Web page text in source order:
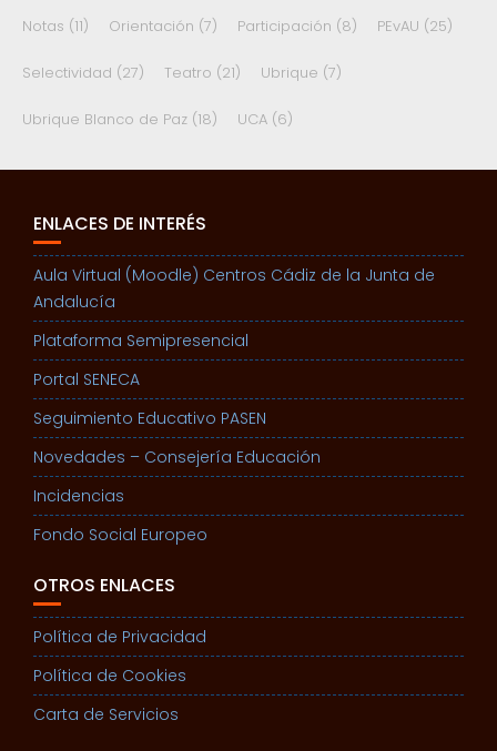
Notas (11) Orientación (7) Participación (8) PEvAU (25)
Selectividad (27) Teatro (21) Ubrique (7)
Ubrique Blanco de Paz (18) UCA (6)
ENLACES DE INTERÉS
Aula Virtual (Moodle) Centros Cádiz de la Junta de
Andalucía
Plataforma Semipresencial
Portal SENECA
Seguimiento Educativo PASEN
Novedades – Consejería Educación
Incidencias
Fondo Social Europeo
OTROS ENLACES
Política de Privacidad
Política de Cookies
Carta de Servicios